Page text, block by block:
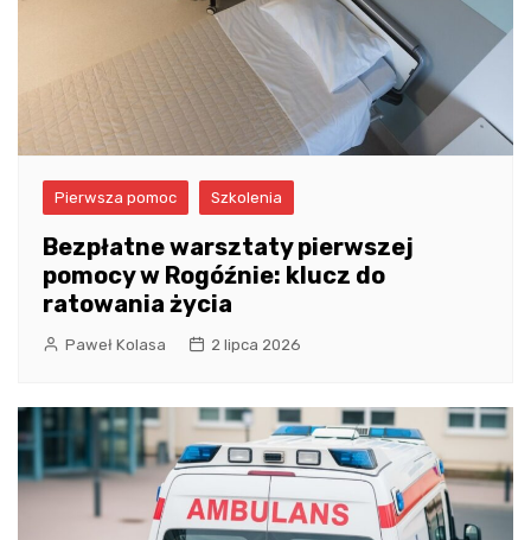
Pierwsza pomoc Szkolenia
Bezpłatne warsztaty pierwszej
pomocy w Rogóźnie: klucz do
ratowania życia
Paweł Kolasa 2 lipca 2026